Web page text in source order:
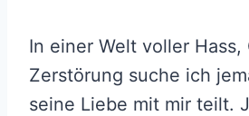
In einer Welt voller Hass,
Zerstörung suche ich
seine Liebe mit mir teilt.